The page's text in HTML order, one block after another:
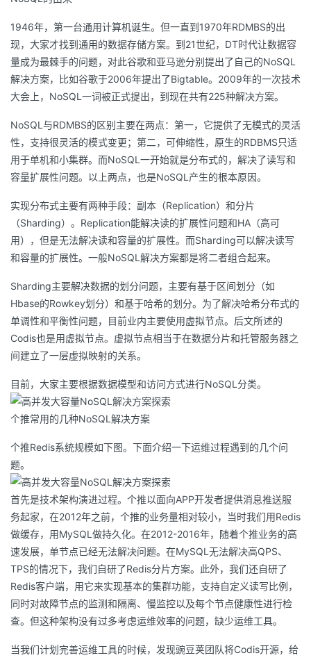
客
论
坛
的
圈
我
的
播
我
活
动
的
关
注
我
的
开
发
者
学
堂
我
的
课
程
我
的
认
证
我
的
实
验
我
的
收
藏
我
的
Programs
我
的
支
持
的
技
术
支
持
我
的
云
声
建
议
1946年，第一台通用计算机诞生。但一直到1970年RDMBS的出
现，大家才找到通用的数据存储方案。到21世纪，DT时代让数据容
量成为最棘手的问题，对此谷歌和亚马逊分别提出了自己的NoSQL
解决方案，比如谷歌于2006年提出了Bigtable。2009年的一次技术
大会上，NoSQL一词被正式提出，到现在共有225种解决方案。
NoSQL与RDMBS的区别主要在两点：第一，它提供了无模式的灵活
性，支持很灵活的模式变更；第二，可伸缩性，原生的RDBMS只适
用于单机和小集群。而NoSQL一开始就是分布式的，解决了读写和
容量扩展性问题。以上两点，也是NoSQL产生的根本原因。
实现分布式主要有两种手段：副本（Replication）和分片
（Sharding）。Replication能解决读的扩展性问题和HA（高可
用），但是无法解决读和容量的扩展性。而Sharding可以解决读写
和容量的扩展性。一般NoSQL解决方案都是将二者组合起来。
Sharding主要解决数据的划分问题，主要有基于区间划分（如
Hbase的Rowkey划分）和基于哈希的划分。为了解决哈希分布式的
单调性和平衡性问题，目前业内主要使用虚拟节点。后文所述的
Codis也是用虚拟节点。虚拟节点相当于在数据分片和托管服务器之
间建立了一层虚拟映射的关系。
目前，大家主要根据数据模型和访问方式进行NoSQL分类。
个推常用的几种NoSQL解决方案
个推Redis系统规模如下图。下面介绍一下运维过程遇到的几个问
题。
首先是技术架构演进过程。个推以面向APP开发者提供消息推送服
务起家，在2012年之前，个推的业务量相对较小，当时我们用Redis
做缓存，用MySQL做持久化。在2012-2016年，随着个推业务的高
速发展，单节点已经无法解决问题。在MySQL无法解决高QPS、
TPS的情况下，我们自研了Redis分片方案。此外，我们还自研了
Redis客户端，用它来实现基本的集群功能，支持自定义读写比例，
同时对故障节点的监测和隔离、慢监控以及每个节点健康性进行检
查。但这种架构没有过多考虑运维效率的问题，缺少运维工具。
当我们计划完善运维工具的时候，发现豌豆荚团队将Codis开源，给